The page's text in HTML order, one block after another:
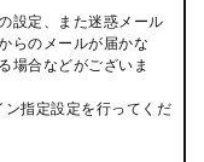
設定、また迷惑メール
らのメールが届かな
場合などがございま
ン指定設定を行ってくだ